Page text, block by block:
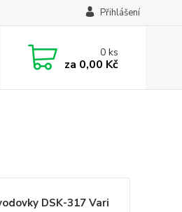
Přihlášení
0ks
za 0,00 Kč
DSK-317 Vari